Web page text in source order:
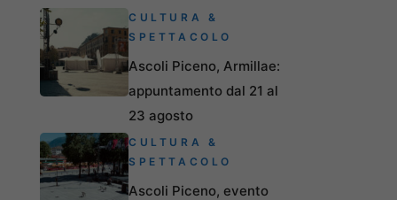
CULTURA &
SPETTACOLO
Ascoli Piceno, Armillae:
appuntamento dal 21 al
23 agosto
CULTURA &
SPETTACOLO
Ascoli Piceno, evento